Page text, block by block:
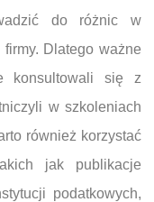
do różnic w
Dlatego ważne
konsultowali się z
w szkoleniach
również korzystać
jak publikacje
podatkowych,